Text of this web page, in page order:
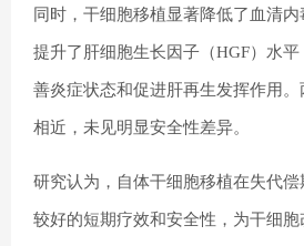
同时，干细胞移植显著降低了血清
提升了肝细胞生长因子（HGF）水
善炎症状态和促进肝再生发挥作用
相近，未见明显安全性差异。
研究认为，自体干细胞移植在失代
较好的短期疗效和安全性，为干细